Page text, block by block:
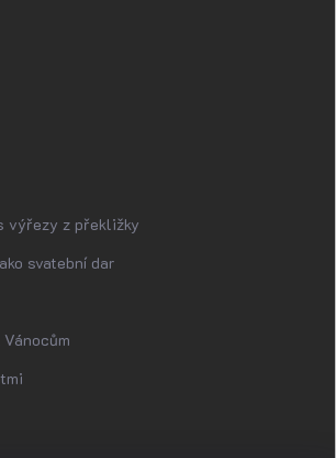
výřezy z překližky
svatební dar